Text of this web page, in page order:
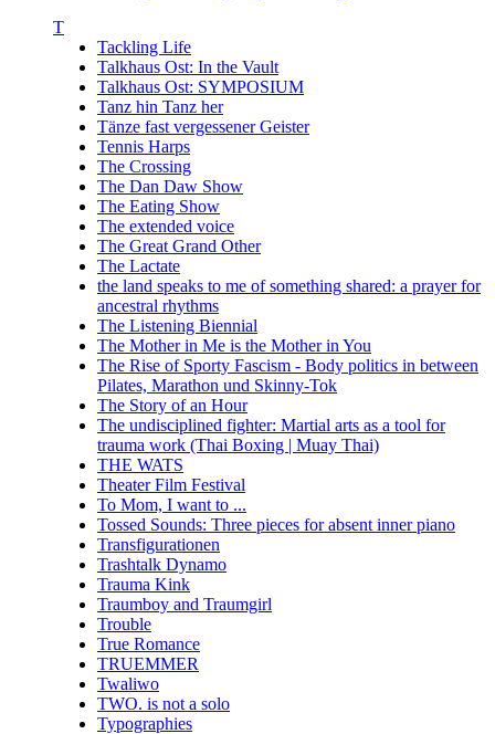
T
Tackling Life
Talkhaus Ost: In the Vault
Talkhaus Ost: SYMPOSIUM
Tanz hin Tanz her
Tänze fast vergessener Geister
Tennis Harps
The Crossing
The Dan Daw Show
The Eating Show
The extended voice
The Great Grand Other
The Lactate
the land speaks to me of something shared: a prayer for
ancestral rhythms
The Listening Biennial
The Mother in Me is the Mother in You
The Rise of Sporty Fascism - Body politics in between
Pilates, Marathon und Skinny-Tok
The Story of an Hour
The undisciplined fighter: Martial arts as a tool for
trauma work (Thai Boxing | Muay Thai)
THE WATS
Theater Film Festival
To Mom, I want to ...
Tossed Sounds: Three pieces for absent inner piano
Transfigurationen
Trashtalk Dynamo
Trauma Kink
Traumboy and Traumgirl
Trouble
True Romance
TRUEMMER
Twaliwo
TWO. is not a solo
Typographies